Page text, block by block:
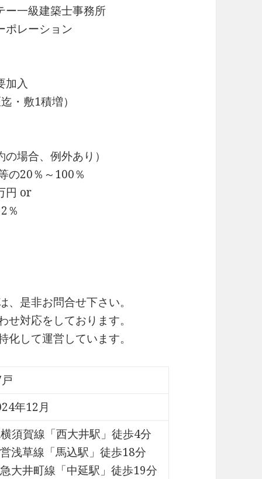
級建築士事務所
レーション
入
敷1積増）
合、例外あり）
20％～100％
円 or
％
是非お問合せ下さい。
対応をしております。
して運営しています。
年12月
須賀線「西大井駅」徒歩4分
浅草線「馬込駅」徒歩18分
大井町線「中延駅」徒歩19分